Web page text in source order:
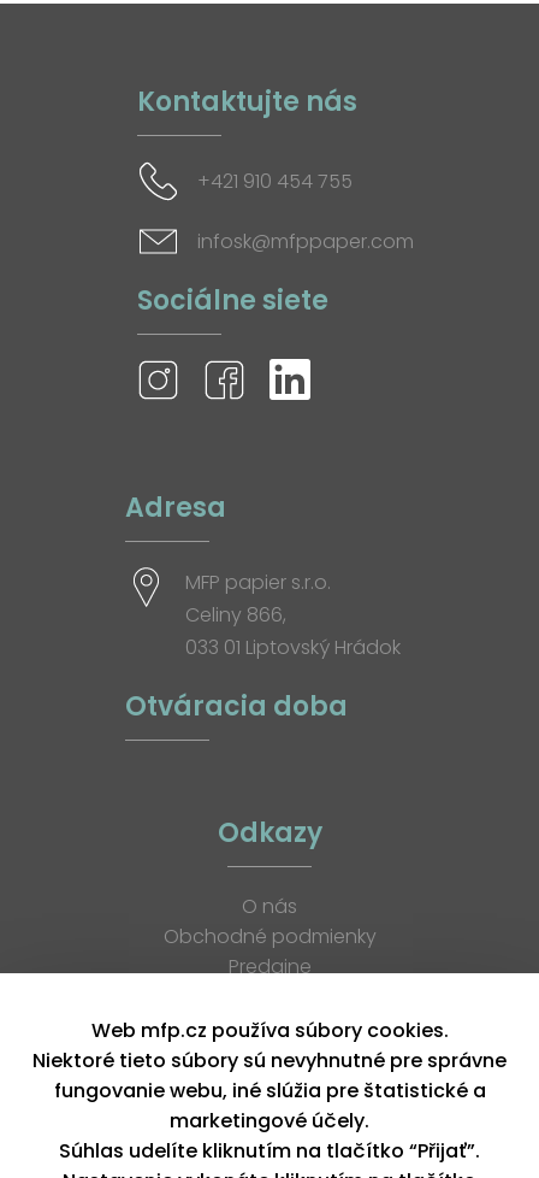
Kontaktujte nás
+421 910 454 755
infosk@mfppaper.com
Sociálne siete
Adresa
MFP papier s.r.o.
Celiny 866,
033 01 Liptovský Hrádok
Otváracia doba
Odkazy
O nás
Obchodné podmienky
Predajne
K stiahnutiu
Blog
Kontakt
Kariéra
XML feed
Web mfp.cz používa súbory cookies.
Niektoré tieto súbory sú nevyhnutné pre správne
fungovanie webu, iné slúžia pre štatistické a
marketingové účely.
Súhlas udelíte kliknutím na tlačítko “Přijať”.